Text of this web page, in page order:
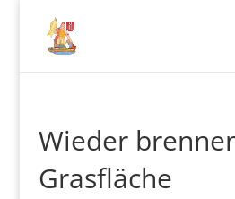
Wieder
Grasfläche